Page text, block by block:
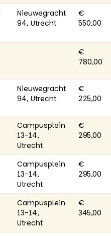
Nieuwegracht
94, Utrecht
€
550,00
€
780,00
Nieuwegracht
94, Utrecht
€
225,00
Campusplein
13-14,
Utrecht
€
295,00
Campusplein
13-14,
Utrecht
€
295,00
Campusplein
13-14,
Utrecht
€
345,00